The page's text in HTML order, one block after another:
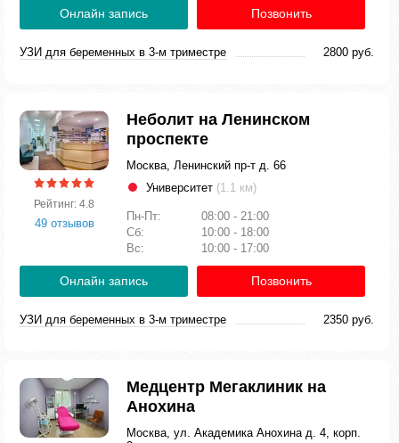
Онлайн запись Позвонить
УЗИ для беременных в 3-м триместре 2800 руб.
Рейтинг: 4.8
49 отзывов
Неболит на Ленинском
проспекте
Москва, Ленинский пр-т д. 66
Университет (1.1 км)
Пн-Пт:
08:00 - 21:00
Сб:
10:00 - 18:00
Вс:
10:00 - 17:00
Онлайн запись Позвонить
УЗИ для беременных в 3-м триместре 2350 руб.
Медцентр Мегаклиник на
Анохина
Москва, ул. Академика Анохина д. 4, корп.